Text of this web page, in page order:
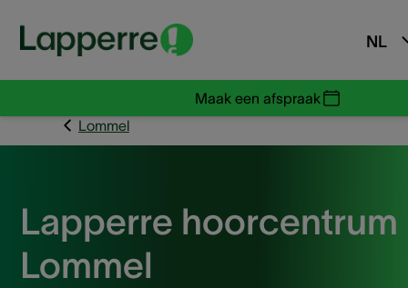
NL
Maak een afspraak
Lommel
Lapperre hoorcentrum
Lommel